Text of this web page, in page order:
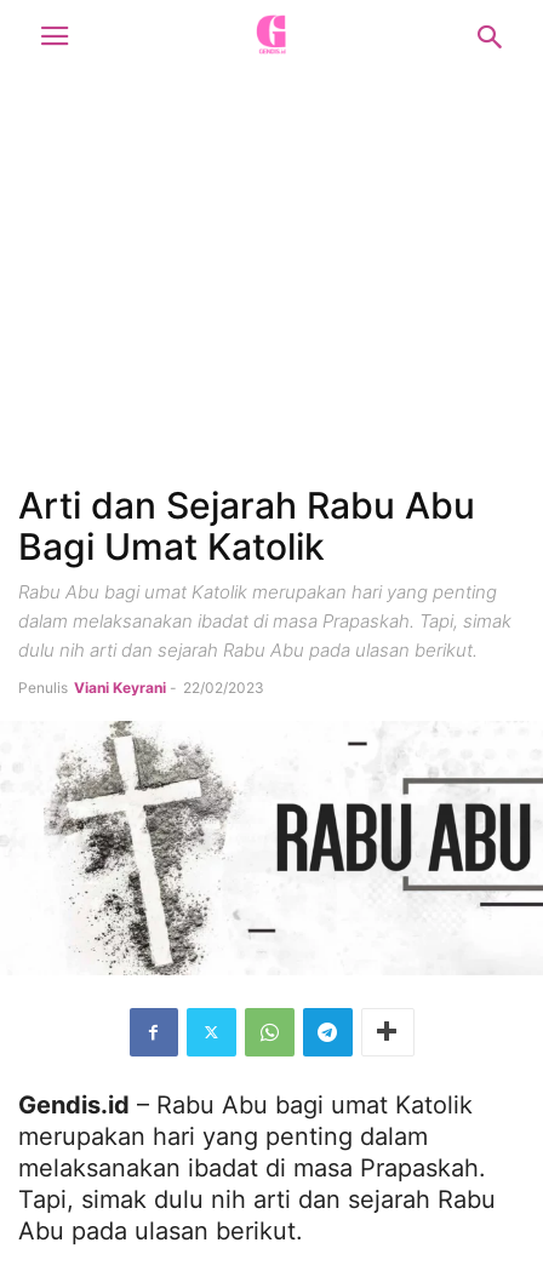
Arti dan Sejarah Rabu Abu
Bagi Umat Katolik
Rabu Abu bagi umat Katolik merupakan hari yang penting
dalam melaksanakan ibadat di masa Prapaskah. Tapi, simak
dulu nih arti dan sejarah Rabu Abu pada ulasan berikut.
Penulis Viani Keyrani - 22/02/2023
Gendis.id – Rabu Abu bagi umat Katolik
merupakan hari yang penting dalam
melaksanakan ibadat di masa Prapaskah.
Tapi, simak dulu nih arti dan sejarah Rabu
Abu pada ulasan berikut.